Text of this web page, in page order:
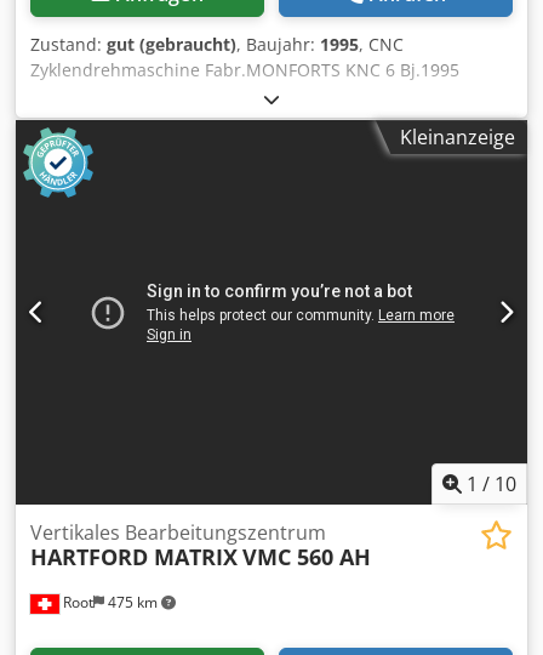
Zustand: gut (gebraucht), Baujahr: 1995, CNC
Zyklendrehmaschine Fabr.MONFORTS KNC 6 Bj.1995
Dcsdpehktd Nofx Acmok Steuerung Monforts MTC K.
Spitzenweite : 2000 mm Max.Umlauf-Durchmesser über
Bett : 630 mm Max Umlauf-Durchmesser Über Plansupport
: 380 mm Spindeldrehzahlen: 2 -1800 U/min Spindelmotor
: 21/15 Kw Spindelbohrung: 71 mm 3-Backenspannfutter
Komplette Maschine Dokus Vorhanden. Maschine
unterstrom Vorführbar.
Kleinanzeige
1 / 10
Root 475 km
Vertikales Bearbeitungszentrum
HARTFORD MATRIXVMC 560 AH